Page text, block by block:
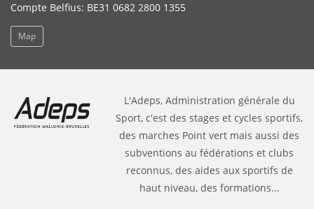
Compte Belfius: BE31 0682 2800 1355
Map
L'Adeps, Administration générale du
Sport, c'est des stages et cycles sportifs,
des marches Point vert mais aussi des
subventions au fédérations et clubs
reconnus, des aides aux sportifs de
haut niveau, des formations...